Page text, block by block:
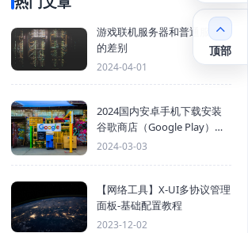
游戏联机服务器和普通服务器
的差别
2024-04-01
2024国内安卓手机下载安装
谷歌商店（Google Play）详
细步骤
2024-03-03
【网络工具】X-UI多协议管理
面板-基础配置教程
2023-12-02
顶部